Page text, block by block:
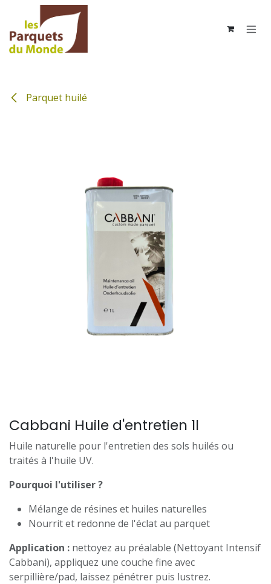
Se rendre au contenu
Parquet huilé
Cabbani Huile d'entretien 1l
Huile naturelle pour l'entretien des sols huilés ou
traités à l'huile UV.
Pourquoi l'utiliser ?
Mélange de résines et huiles naturelles
Nourrit et redonne de l'éclat au parquet
Application : nettoyez au préalable (Nettoyant Intensif
Cabbani), appliquez une couche fine avec
serpillière/pad, laissez pénétrer puis lustrez.